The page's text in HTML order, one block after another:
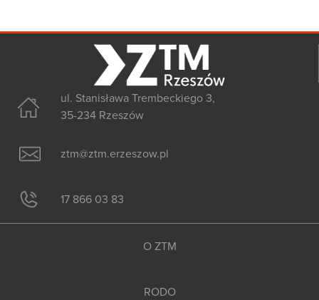
ul. Stanisława Trembeckiego 3,
35-234 Rzeszów
ztm@ztm.erzeszow.pl
17 866 03 83
O ZTM
RODO